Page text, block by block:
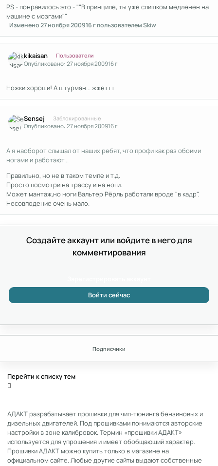
PS - понравилось это - ""В принципе, ты уже слишком медленен на
машине с мозгами""
Изменено27 ноября 200916 гпользователем Skiw
kikaisan Пользователи
Опубликовано:27 ноября 200916 г
Ножки хороши! А штурман... жжеттт
Sensej Заблокированные
Опубликовано:27 ноября 200916 г
А я наоборот слышал от наших ребят, что профи как раз обоими
ногами и работают...
Правильно, но не в таком темпе и т.д.
Просто посмотри на трассу и на ноги.
Может мантаж,но ноги Вальтер Рёрль работали вроде "в кадр".
Несовподение очень мало.
Создайте аккаунт или войдите в него для
комментирования
Войти сейчас
Подписчики
Перейти к списку тем
АДАКТ разрабатывает прошивки для чип-тюнинга бензиновых и
дизельных двигателей. Под прошивками понимаются авторские
настройки в зоне калибровок. Термин «прошивки АДАКТ»
используется для упрощения и имеет обобщающий характер.
Прошивки АДАКТ можно купить только в магазине на
официальном сайте. Любые другие сайты выдают собственные